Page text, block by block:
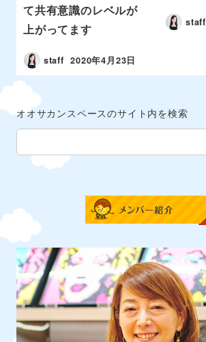
て共有意識のレベルが
上がってます
staff 2020年4月23日
staff
オオサカンスペースのサイト内を検索